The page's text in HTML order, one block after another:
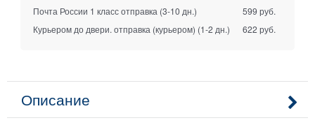
Почта России 1 класс отправка (3-10 дн.)
599 руб.
Курьером до двери. отправка (курьером) (1-2 дн.) 622 руб.
Описание